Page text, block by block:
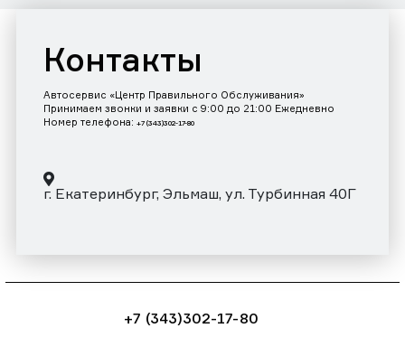
Контакты
Автосервис «Центр Правильного Обслуживания»
Принимаем звонки и заявки с 9:00 до 21:00 Ежедневно
Номер телефона: +7 (343)302-17-80
г. Екатеринбург, Эльмаш, ул. Турбинная 40Г
+7 (343)302-17-80